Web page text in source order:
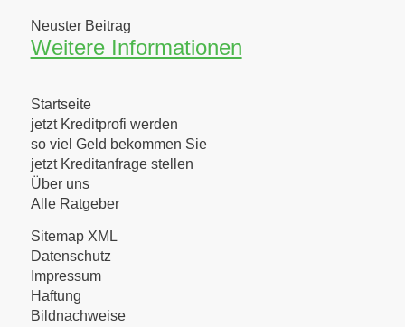
Neuster Beitrag
Weitere Informationen
Startseite
jetzt Kreditprofi werden
so viel Geld bekommen Sie
jetzt Kreditanfrage stellen
Über uns
Alle Ratgeber
Sitemap XML
Datenschutz
Impressum
Haftung
Bildnachweise